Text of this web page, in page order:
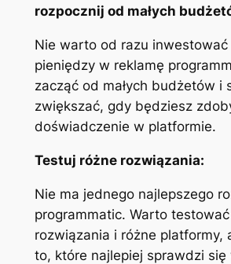
rozpocznij od małych
Nie warto od razu inwestować
pieniędzy w reklamę
zacząć od małych budżetów i
zwiększać, gdy będziesz
doświadczenie w platformie.
Testuj różne rozwiązania:
Nie ma jednego najlepszego
programmatic. Warto
rozwiązania i różne platformy,
to, które najlepiej sprawdzi się